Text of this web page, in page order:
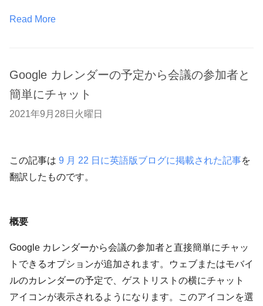
Read More
Google カレンダーの予定から会議の参加者と
簡単にチャット
2021年9月28日火曜日
この記事は 9 月 22 日に英語版ブログに掲載された記事を
翻訳したものです。
概要
Google カレンダーから会議の参加者と直接簡単にチャッ
トできるオプションが追加されます。ウェブまたはモバイ
ルのカレンダーの予定で、ゲストリストの横にチャット
アイコンが表示されるようになります。このアイコンを選